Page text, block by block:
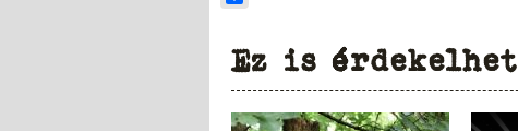
Ez is érdekelhet